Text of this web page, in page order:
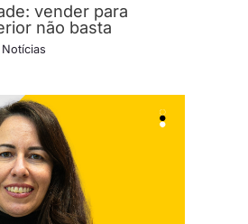
vender para
não basta